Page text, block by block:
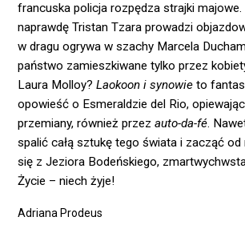
francuska policja rozpędza strajki majowe.
naprawdę Tristan Tzara prowadzi
w dragu ogrywa w szachy Marcela
państwo zamieszkiwane tylko przez
Laura Molloy? Laokoon i synowie to
opowieść o Esmeraldzie del Rio,
przemiany, również przezauto-da-fé.
spalić całą sztukę tego świata i zacząć
się z Jeziora Bodeńskiego,
Życie – niech żyje!
Adriana Prodeus